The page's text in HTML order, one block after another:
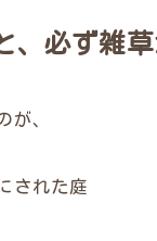
、必ず雑
が、
された庭